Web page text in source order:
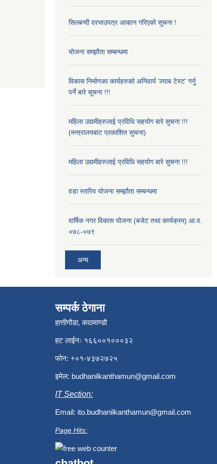
सिलबन्दी दरभाउपत्र आव्हान गरिएको सूचना !
योजना सम्झौता सम्बन्धमा
विकास निर्माणका कार्यहरुको अनिवार्य 'ल्याब टेस्ट' गर्नु
पर्ने बारे सूचना !!!
महिला उद्यमीहरुलाई प्रविधि सहयोग बारे सुचना !!!
(मन्त्रालयबाट प्रकाशित सुचना)
महिला उद्यमीहरुलाई प्रविधि सहयोग बारे सुचना !!!
वडा स्तरिय योजना सम्झौता सम्बन्धमा
वार्षिक नगर विकास योजना (बजेट तथा कार्यक्रम) आ.व.
०७८-०७९
अन्य
सम्पर्क ठेगाना
हात्तीगौडा, काठमाण्डौ
हट लाईनः १६६००१०००३२
फोन: +०१-४३७२७२५
इमेल: budhanilkanthamun@gmail.com
IT Section:
Email: ito.budhanilkanthamun@gmail.com
Page Hits: